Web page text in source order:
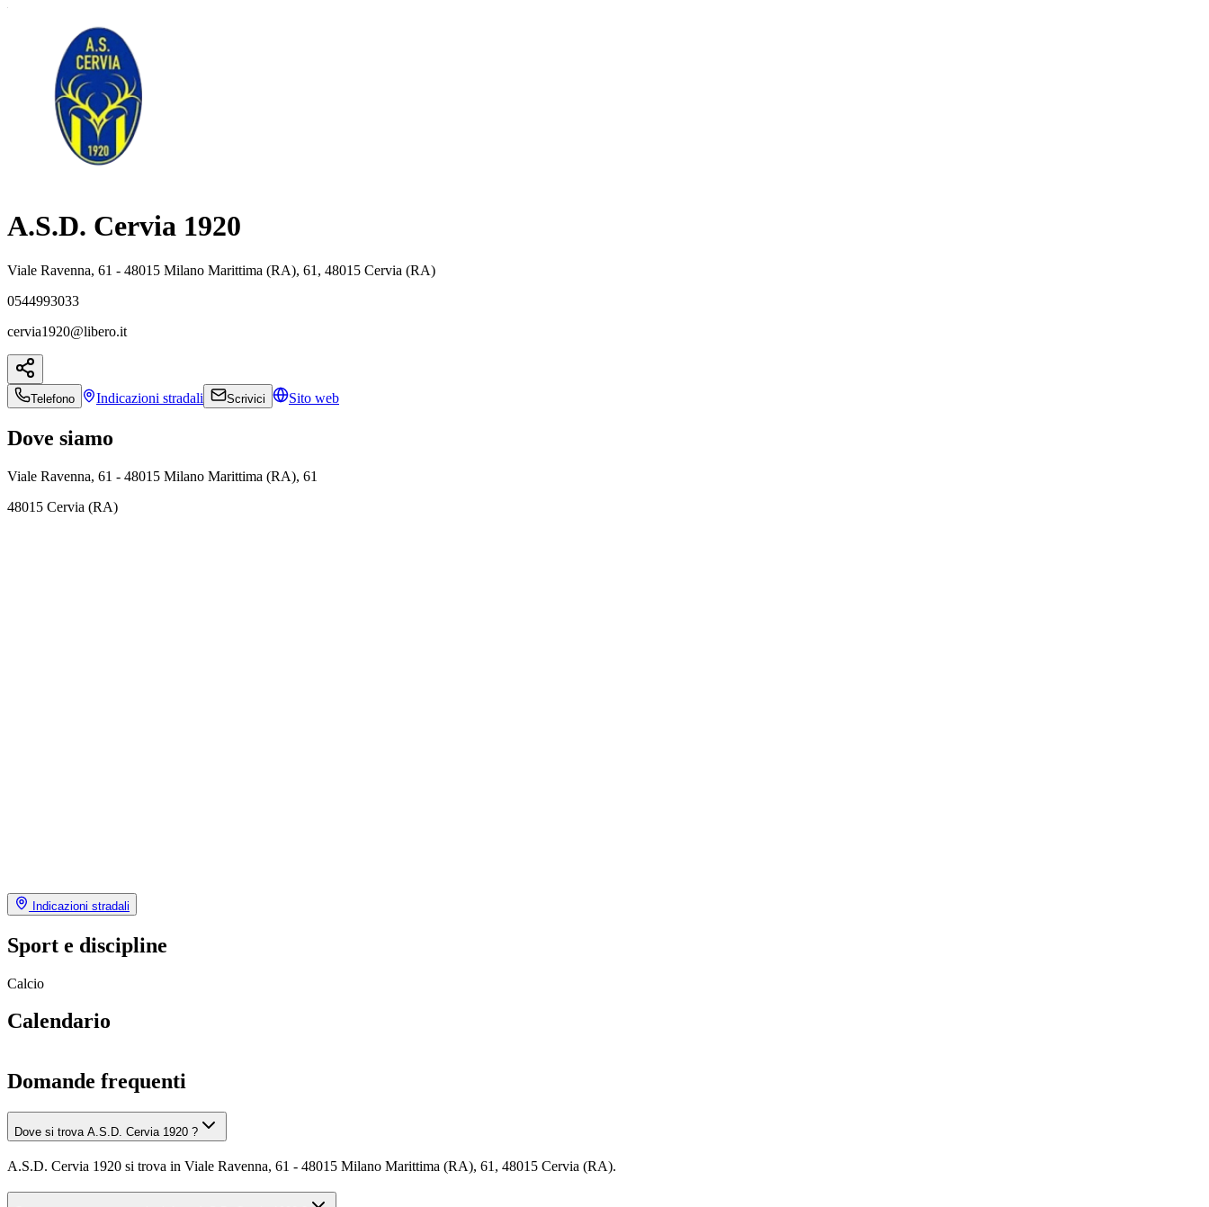
A.S.D. Cervia 1920
Viale Ravenna, 61 - 48015 Milano Marittima (RA), 61, 48015 Cervia (RA)
0544993033
cervia1920@libero.it
Telefono Indicazioni stradali Scrivici Sito web
Dove siamo
Viale Ravenna, 61 - 48015 Milano Marittima (RA), 61
48015 Cervia (RA)
Indicazioni stradali
Sport e discipline
Calcio
Calendario
Domande frequenti
Dove si trova A.S.D. Cervia 1920 ?
A.S.D. Cervia 1920 si trova in Viale Ravenna, 61 - 48015 Milano Marittima (RA), 61, 48015 Cervia (RA).